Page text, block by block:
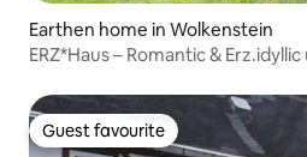
Earthen home in Wolkenstein
ERZ*Haus – Romantic &
Guest favourite
Guest favourite